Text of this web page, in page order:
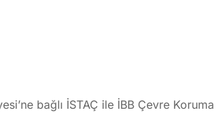
bağlı İSTAÇ ile İBB Çevre Koruma